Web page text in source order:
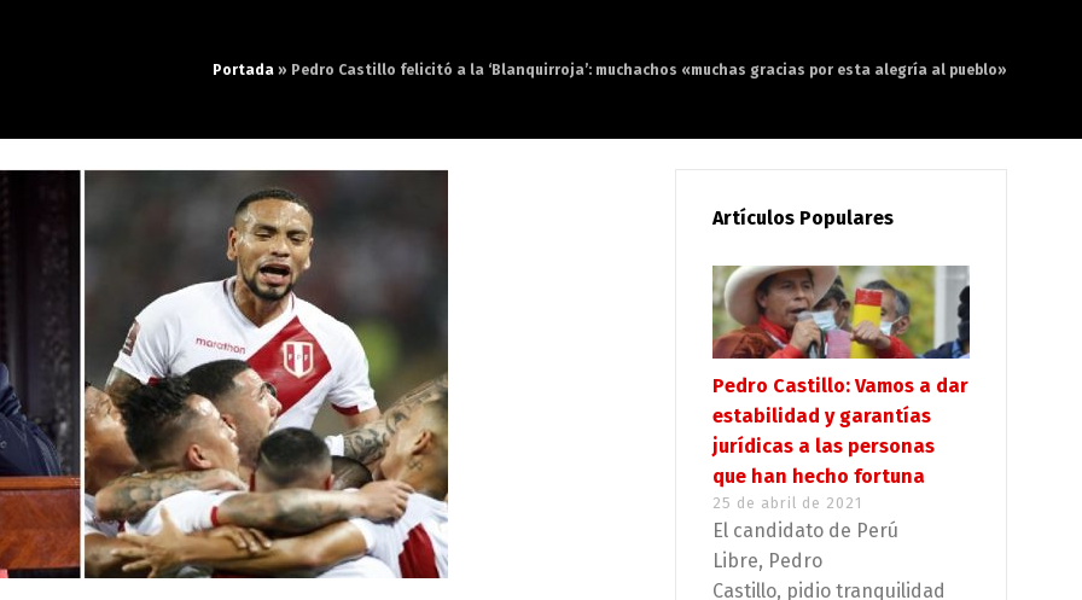
Portada » Pedro Castillo felicitó a la ‘Blanquirroja’: muchachos «muchas gracias por esta alegría al pueblo»
Artículos Populares
Pedro Castillo: Vamos a dar
estabilidad y garantías
jurídicas a las personas
que han hecho fortuna
25 de abril de 2021
El candidato de Perú
Libre, Pedro
Castillo, pidio tranquilidad